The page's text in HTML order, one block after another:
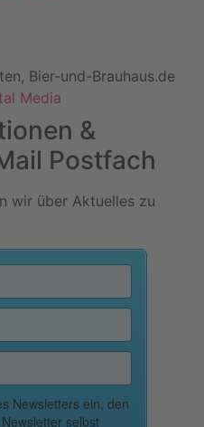
Bier-und-Brauhaus.de
Media
&
Postfach
wir über Aktuelles zu